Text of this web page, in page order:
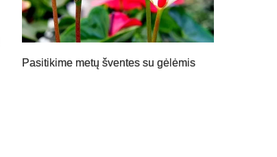
Pasitikime metų šventes su gėlėmis